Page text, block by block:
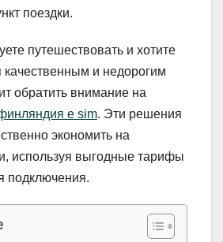
поездки.
путешествовать и хотите
качественным и недорогим
обратить внимание на
e sim. Эти решения
экономить на
используя выгодные тарифы
подключения.